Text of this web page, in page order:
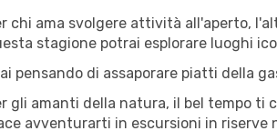
chi ama svolgere attività all'aperto,
stagione potrai esplorare luoghi
pensando di assaporare piatti della
gli amanti della natura, il bel tempo ti
avventurarti in escursioni in